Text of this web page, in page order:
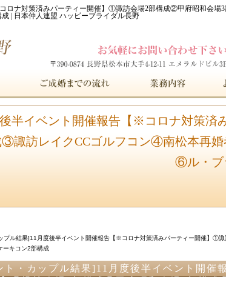
ロナ対策済みパーティー開催】①諏訪会場2部構成②甲府昭和会
| 日本仲人連盟 ハッピーブライダル長野
半イベント開催報告【※コロナ対策済
諏訪レイクCCゴルフコン④南松本再
⑥ル・ブ
プル結果]11月度後半イベント開催報告【※コロナ対策済みパーティー開催】①
キコン2部構成
ト・カップル結果]11月度後半イベント開催